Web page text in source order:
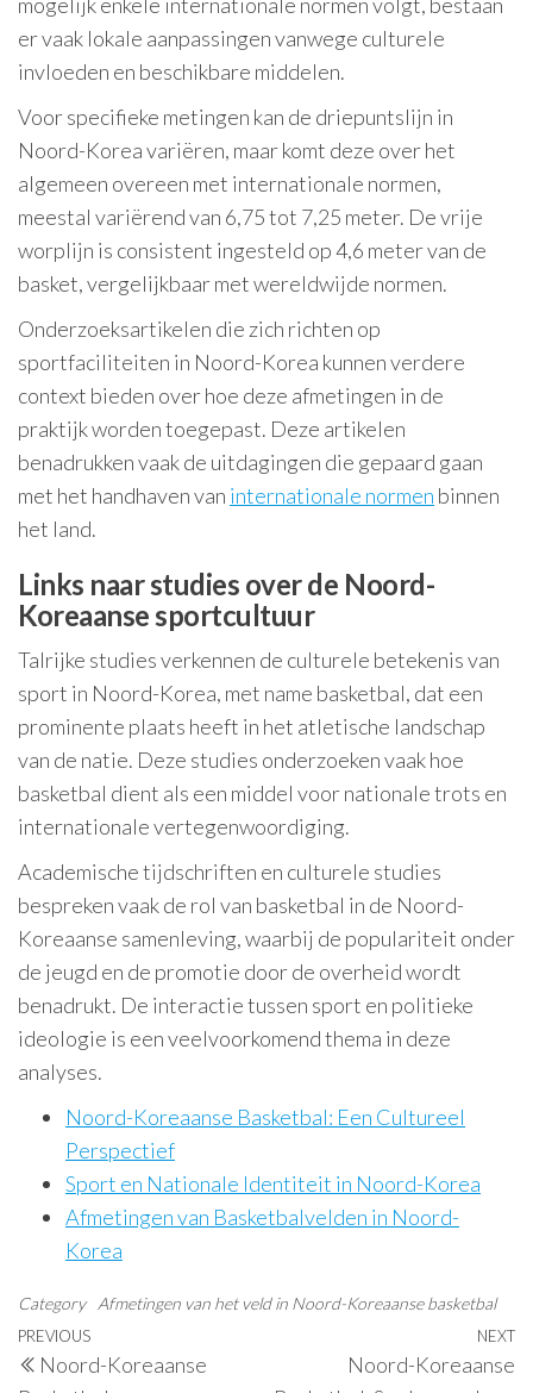
er vaak lokale aanpassingen vanwege culturele
invloeden en beschikbare middelen.
Voor specifieke metingen kan de driepuntslijn in
Noord-Korea variëren, maar komt deze over het
algemeen overeen met internationale normen,
meestal variërend van 6,75 tot 7,25 meter. De vrije
worplijn is consistent ingesteld op 4,6 meter van de
basket, vergelijkbaar met wereldwijde normen.
Onderzoeksartikelen die zich richten op
sportfaciliteiten in Noord-Korea kunnen verdere
context bieden over hoe deze afmetingen in de
praktijk worden toegepast. Deze artikelen
benadrukken vaak de uitdagingen die gepaard gaan
met het handhaven van internationale normen binnen
het land.
Links naar studies over de Noord-
Koreaanse sportcultuur
Talrijke studies verkennen de culturele betekenis van
sport in Noord-Korea, met name basketbal, dat een
prominente plaats heeft in het atletische landschap
van de natie. Deze studies onderzoeken vaak hoe
basketbal dient als een middel voor nationale trots en
internationale vertegenwoordiging.
Academische tijdschriften en culturele studies
bespreken vaak de rol van basketbal in de Noord-
Koreaanse samenleving, waarbij de populariteit onder
de jeugd en de promotie door de overheid wordt
benadrukt. De interactie tussen sport en politieke
ideologie is een veelvoorkomend thema in deze
analyses.
Noord-Koreaanse Basketbal: Een Cultureel
Perspectief
Sport en Nationale Identiteit in Noord-Korea
Afmetingen van Basketbalvelden in Noord-
Korea
Category Afmetingen van het veld in Noord-Koreaanse basketbal
Post
navigation
Previous
Post
PREVIOUS
Noord-Koreaanse
NEXT
Noord-Koreaanse